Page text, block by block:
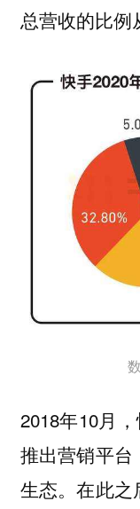
总营收的比例
2018年10月
推出营销平台
生态。在此之